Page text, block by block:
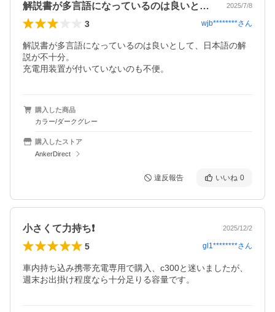
解説書が多言語になっているのは良いとし… 2025/7/8
3 wjb********さん
解説書が多言語になっているのは良いとして、日本語の解
説が不十分。
充電用装置が付いていないのも不便。
購入した商品
カラー/ダークグレー
購入したストア
AnkerDirect
違反報告 いいね 0
小さくて力持ち❗ 2025/12/2
5 gl1********さん
車内持ち込み携帯充電専用で購入、c300と迷いましたが、
週末お出掛け程度なら十分足りる容量です。